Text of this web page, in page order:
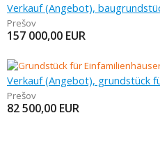
Verkauf (Angebot),
Prešov
157 000,00 EUR
Verkauf (Angebot), grundstück
Prešov
82 500,00 EUR